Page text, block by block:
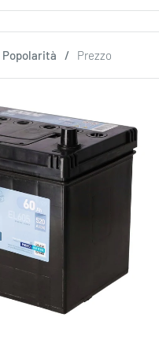
Popolarità / Prezzo